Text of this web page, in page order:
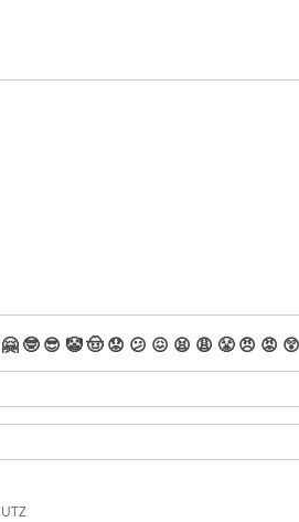
🤗 🤓 😎 🤡🤠 😟 😕 😖 😫 😩 😤 😠 😡 😲